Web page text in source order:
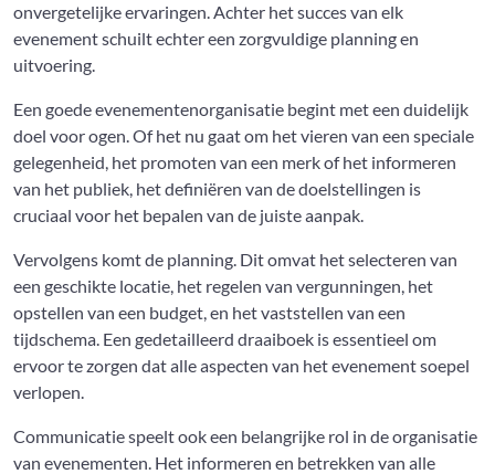
onvergetelijke ervaringen. Achter het succes van elk
evenement schuilt echter een zorgvuldige planning en
uitvoering.
Een goede evenementenorganisatie begint met een duidelijk
doel voor ogen. Of het nu gaat om het vieren van een speciale
gelegenheid, het promoten van een merk of het informeren
van het publiek, het definiëren van de doelstellingen is
cruciaal voor het bepalen van de juiste aanpak.
Vervolgens komt de planning. Dit omvat het selecteren van
een geschikte locatie, het regelen van vergunningen, het
opstellen van een budget, en het vaststellen van een
tijdschema. Een gedetailleerd draaiboek is essentieel om
ervoor te zorgen dat alle aspecten van het evenement soepel
verlopen.
Communicatie speelt ook een belangrijke rol in de organisatie
van evenementen. Het informeren en betrekken van alle